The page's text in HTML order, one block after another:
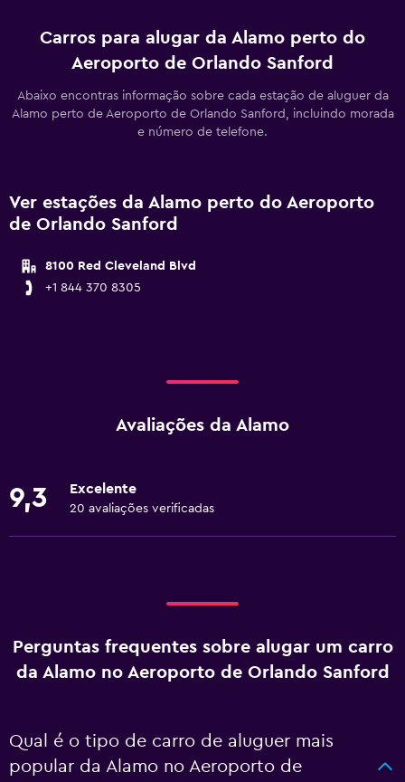
Carros para alugar da Alamo perto do
Aeroporto de Orlando Sanford
Abaixo encontras informação sobre cada estação de aluguer da
Alamo perto de Aeroporto de Orlando Sanford, incluindo morada
e número de telefone.
Ver estações da Alamo perto do Aeroporto
de Orlando Sanford
8100 Red Cleveland Blvd
+1 844 370 8305
Avaliações da Alamo
9,3 Excelente
20 avaliações verificadas
Perguntas frequentes sobre alugar um carro
da Alamo no Aeroporto de Orlando Sanford
Qual é o tipo de carro de aluguer mais
popular da Alamo no Aeroporto de